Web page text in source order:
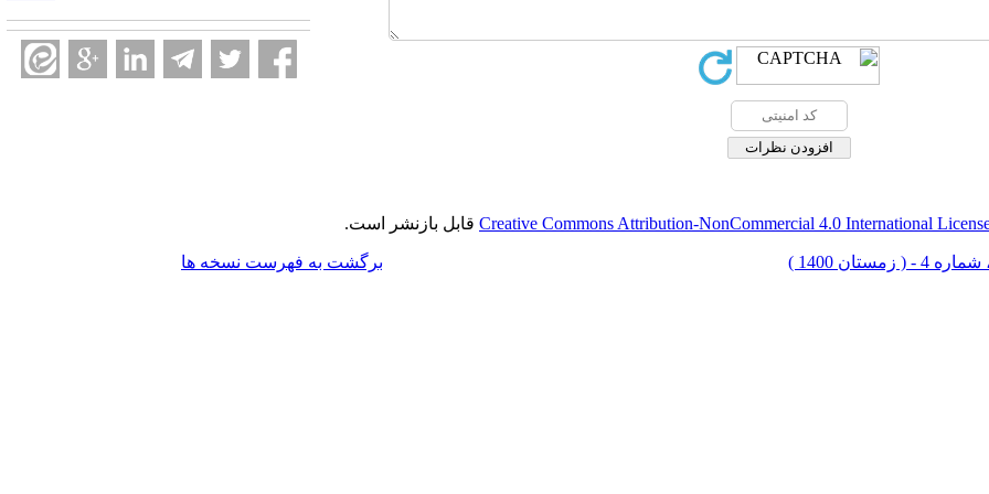
Creative Commons Attribution-NonCommercial 4.0 International قابل بازنشر است.
برگشت به فهرست نسخه ها